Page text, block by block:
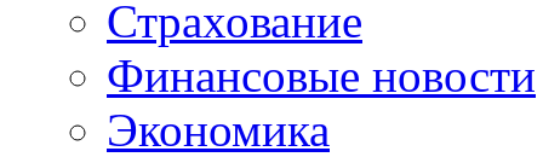
Страхование
Финансовые новости
Экономика